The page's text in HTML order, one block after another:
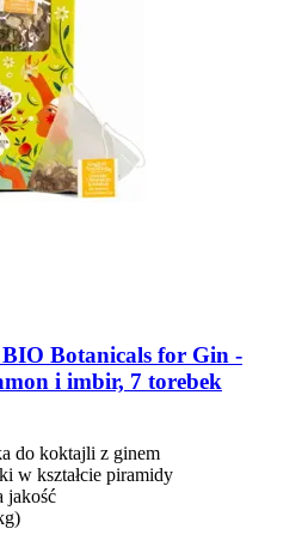
BIO Botanicals for Gin -​
i imbir, 7 torebek
do koktajli z ginem
w kształcie piramidy
jakość